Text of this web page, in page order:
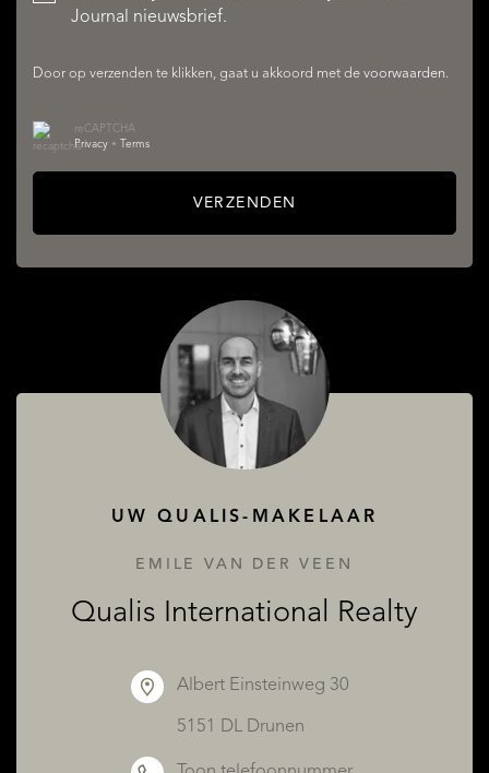
Journal nieuwsbrief.
Door op verzenden te klikken, gaat u akkoord met de voorwaarden.
reCAPTCHA
Privacy • Terms
VERZENDEN
UW QUALIS-MAKELAAR
EMILE VAN DER VEEN
Qualis International Realty
Albert Einsteinweg 30
5151 DL Drunen
AANBOD
DIENSTEN